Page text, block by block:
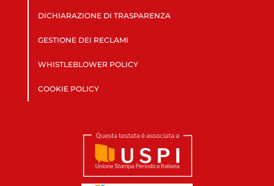
DICHIARAZIONE DI TRASPARENZA
GESTIONE DEI RECLAMI
WHISTLEBLOWER POLICY
COOKIE POLICY